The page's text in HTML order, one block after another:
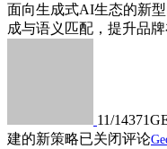
面向生成式AI生态的新
成与语义匹配，提升品
11/14371
建的新策略已关闭评论